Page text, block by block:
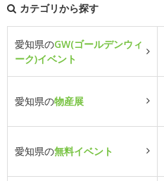
カテゴリから探す
愛知県のGW(ゴールデンウィ
ーク)イベント
愛知県の物産展
愛知県の無料イベント